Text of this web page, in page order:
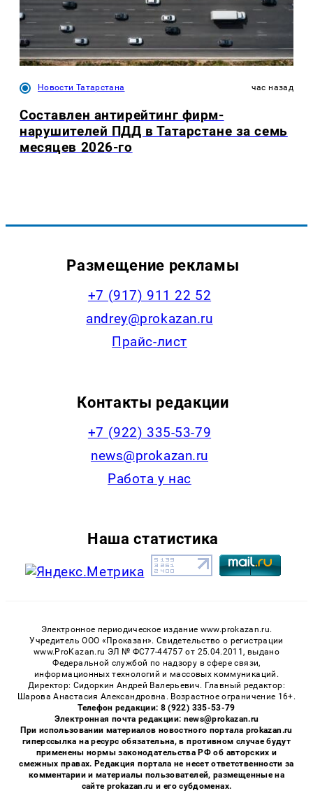
Новости Татарстана час назад
Составлен антирейтинг фирм-
нарушителей ПДД в Татарстане за семь
месяцев 2026-го
Размещение рекламы
+7 (917) 911 22 52
andrey@prokazan.ru
Прайс-лист
Контакты редакции
+7 (922) 335-53-79
news@prokazan.ru
Работа у нас
Наша статистика
Электронное периодическое издание www.prokazan.ru.
Учредитель ООО «Проказан». Cвидетельство о регистрации
www.ProKazan.ru ЭЛ № ФС77-44757 от 25.04.2011, выдано
Федеральной службой по надзору в сфере связи,
информационных технологий и массовых коммуникаций.
Директор: Сидоркин Андрей Валерьевич. Главный редактор:
Шарова Анастасия Александровна. Возрастное ограничение 16+.
Телефон редакции: 8 (922) 335-53-79
Электронная почта редакции: news@prokazan.ru
При использовании материалов новостного портала prokazan.ru
гиперссылка на ресурс обязательна, в противном случае будут
применены нормы законодательства РФ об авторских и
смежных правах. Редакция портала не несет ответственности за
комментарии и материалы пользователей, размещенные на
сайте prokazan.ru и его субдоменах.